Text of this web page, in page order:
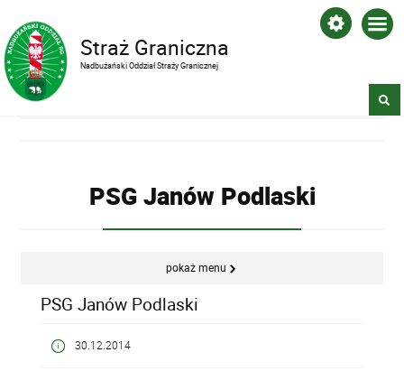
Straż Graniczna
Nadbużański Oddział Straży Granicznej
PSG Janów Podlaski
pokaż menu
PSG Janów Podlaski
30.12.2014